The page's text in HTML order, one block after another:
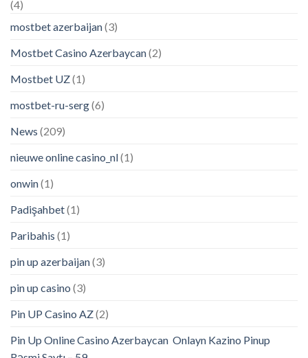
(4)
mostbet azerbaijan(3)
Mostbet Casino Azerbaycan(2)
Mostbet UZ(1)
mostbet-ru-serg(6)
News (209)
nieuwe online casino_nl(1)
onwin(1)
Padişahbet(1)
Paribahis (1)
pin up azerbaijan(3)
pin up casino (3)
Pin UP Casino AZ(2)
Pin Up Online Casino Azerbaycan ️ Onlayn Kazino Pinup